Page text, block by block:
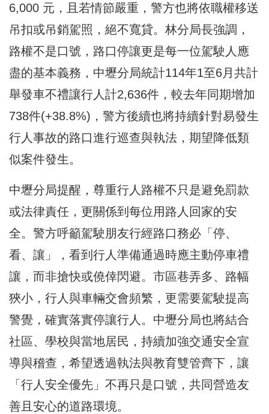
6,000 元，且若情節嚴重，警方也將依職權移送
吊扣或吊銷駕照，絕不寬貸。林分局長強調，
路權不是口號，路口停讓更是每一位駕駛人應
盡的基本義務，中壢分局統計114年1至6月共計
舉發車不禮讓行人計2,636件，較去年同期增加
738件(+38.8%)，警方後續也將持續針對易發生
行人事故的路口進行巡查與執法，期望降低類
似案件發生。
中壢分局提醒，尊重行人路權不只是避免罰款
或法律責任，更關係到每位用路人回家的安
全。警方呼籲駕駛朋友行經路口務必「停、
看、讓」，看到行人準備通過時應主動停車禮
讓，而非搶快或僥倖閃避。市區巷弄多、路幅
狹小，行人與車輛交會頻繁，更需要駕駛提高
警覺，確實落實停讓行人。中壢分局也將結合
社區、學校與當地居民，持續加強交通安全宣
導與稽查，希望透過執法與教育雙管齊下，讓
「行人安全優先」不再只是口號，共同營造友
善且安心的道路環境。